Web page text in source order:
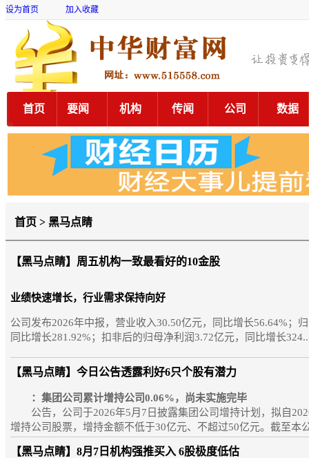
设为首页 加入收藏
首页 要闻 机构 传闻 公司 数据
首页 > 黑马点睛
【黑马点睛】 周五机构一致最看好的10金股
业绩快速增长，行业需求保持向好
公司发布2026年中报，营业收入30.50亿元，同比增长56.64%；
同比增长281.92%；扣非后的归母净利润3.72亿元，同比增长
【黑马点睛】 今日公告透露利好6只个股有潜力
：集团公司累计增持公司0.06%，尚未实施完毕
公告，公司于2026年5月7日披露集团公司增持计划，拟自
增持公司股票，增持金额不低于30亿元、不超过50亿元。截至本
【黑马点睛】 8月7日机构强推买入 6股极度低估